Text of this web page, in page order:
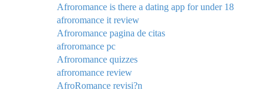
Afroromance is there a dating app for under 18
afroromance it review
Afroromance pagina de citas
afroromance pc
Afroromance quizzes
afroromance review
AfroRomance revisi?n